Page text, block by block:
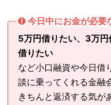
今日中にお金が必要
5万円借りたい、3万
借りたい
など小口融資や今日借
談に乗ってくれる金融
きちんと返済する気が